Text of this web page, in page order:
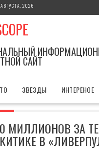
2026
САЙТ
ЗВЕЗДЫ ИНТЕРЕНОЕ
МИЛЛИОНОВ ЗА
В